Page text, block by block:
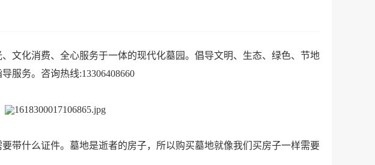
文化消费、全心服务于一体的现代化墓园。倡导文明、生态、绿色、节地
服务。咨询热线:13306408660
带什么证件。墓地是逝者的房子，所以购买墓地就像我们买房子一样需要